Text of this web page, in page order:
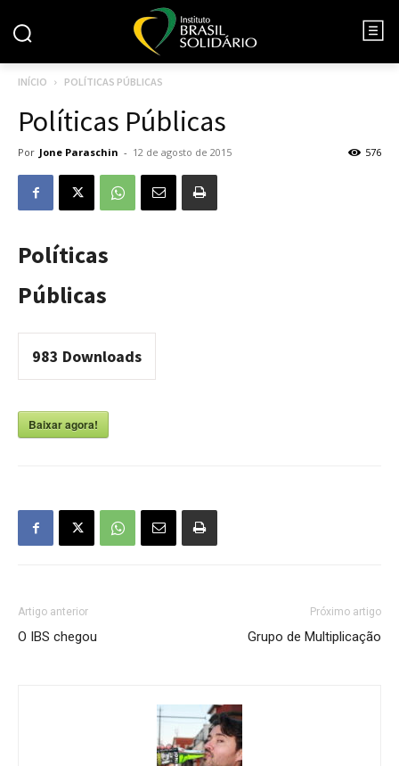
INÍCIO POLÍTICAS PÚBLICAS
Políticas Públicas
Por Jone Paraschin - 12 de agosto de 2015 576
Políticas
Públicas
983 Downloads
Baixar agora!
Artigo anterior
O IBS chegou
Próximo artigo
Grupo de Multiplicação